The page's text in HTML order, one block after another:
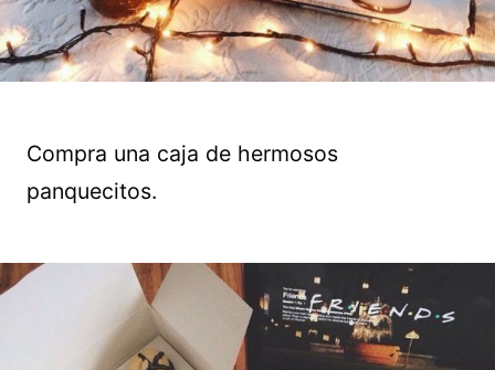
Compra una caja de hermosos
panquecitos.